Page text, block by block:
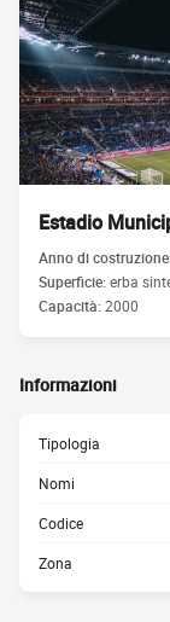
Estadio
Anno di
Superficie:erba
Capacità:2000
Informazioni
Tipologia
Nomi
Codice
Zona